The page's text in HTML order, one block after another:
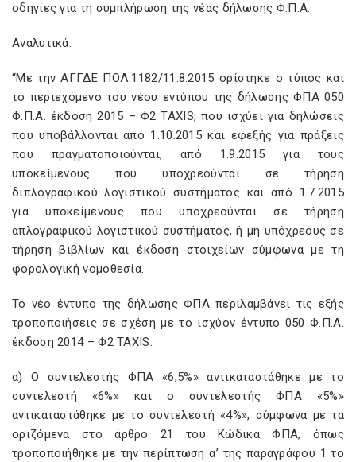
οδηγίες για τη συμπλήρωση της νέας δήλωσης Φ.Π.Α.
Αναλυτικά:
“Με την ΑΓΓΔΕ ΠΟΛ.1182/11.8.2015 ορίστηκε ο τύπος και
το περιεχόμενο του νέου εντύπου της δήλωσης ΦΠΑ 050
Φ.Π.Α. έκδοση 2015 – Φ2 TAXIS, που ισχύει για δηλώσεις
που υποβάλλονται από 1.10.2015 και εφεξής για πράξεις
που πραγματοποιούνται, από 1.9.2015 για τους
υποκείμενους που υποχρεούνται σε τήρηση
διπλογραφικού λογιστικού συστήματος και από 1.7.2015
για υποκείμενους που υποχρεούνται σε τήρηση
απλογραφικού λογιστικού συστήματος, ή μη υπόχρεους σε
τήρηση βιβλίων και έκδοση στοιχείων σύμφωνα με τη
φορολογική νομοθεσία.
Το νέο έντυπο της δήλωσης ΦΠΑ περιλαμβάνει τις εξής
τροποποιήσεις σε σχέση με το ισχύον έντυπο 050 Φ.Π.Α.
έκδοση 2014 – Φ2 TAXIS:
α) Ο συντελεστής ΦΠΑ «6,5%» αντικαταστάθηκε με το
συντελεστή «6%» και ο συντελεστής ΦΠΑ «5%»
αντικαταστάθηκε με το συντελεστή «4%», σύμφωνα με τα
οριζόμενα στο άρθρο 21 του Κώδικα ΦΠΑ, όπως
τροποποιήθηκε με την περίπτωση α’ της παραγράφου 1 το